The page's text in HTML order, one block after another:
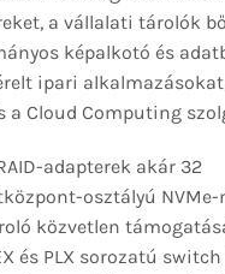
a vállalati tárolók
képalkotó és
ipari
a Cloud Computing
adapterek akár 32
osztályú NVMe-
közvetlen
és PLX sorozatú